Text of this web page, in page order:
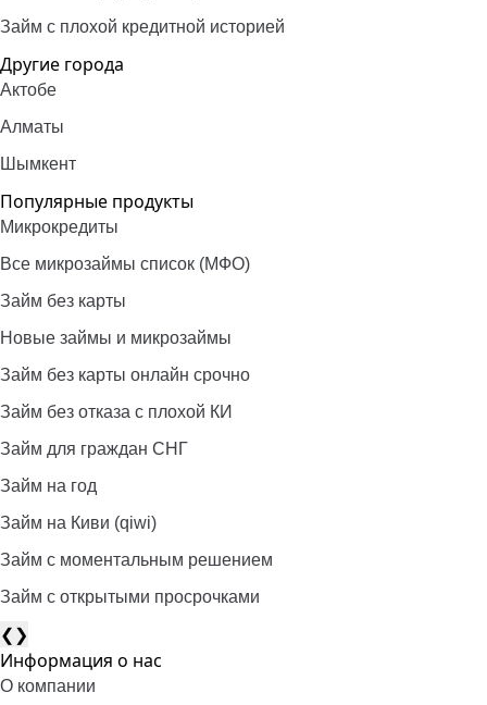
Займ с плохой кредитной историей
Другие города
Актобе
Алматы
Шымкент
Популярные продукты
Микрокредиты
Все микрозаймы список (МФО)
Займ без карты
Новые займы и микрозаймы
Займ без карты онлайн срочно
Займ без отказа с плохой КИ
Займ для граждан СНГ
Займ на год
Займ на Киви (qiwi)
Займ c моментальным решением
Займ с открытыми просрочками
❮❯
Информация о нас
О компании